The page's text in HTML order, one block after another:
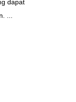
dapat
...